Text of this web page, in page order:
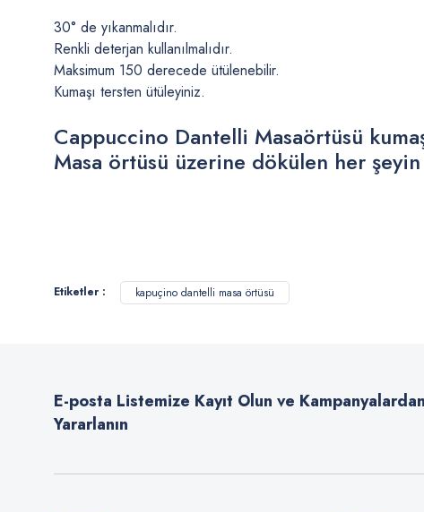
30° de yıkanmalıdır.
Renkli deterjan kullanılmalıdır.
Maksimum 150 derecede ütülenebilir.
Kumaşı tersten ütüleyiniz.
Cappuccino Dantelli Masaörtüsü
Masa örtüsü üzerine dökülen her
Ürün resmi kalitesiz, bozuk veya görüntülenemiyor.
Ürün fiyatı diğer sitelerden daha pahalı.
Bu ürüne benzer farklı alternatifler olmalı.
Etiketler : kapuçino dantelli masa örtüsü
E-posta Listemize Kayıt Olun ve Kampanyalardan
Yararlanın